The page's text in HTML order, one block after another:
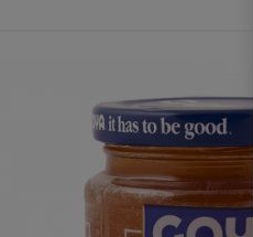
Información
Básica
sobre
Protección
de Datos
Las
web
YACARINE
La
y cada una